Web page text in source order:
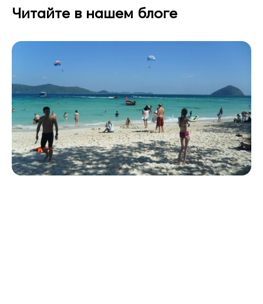
Читайте в нашем блоге